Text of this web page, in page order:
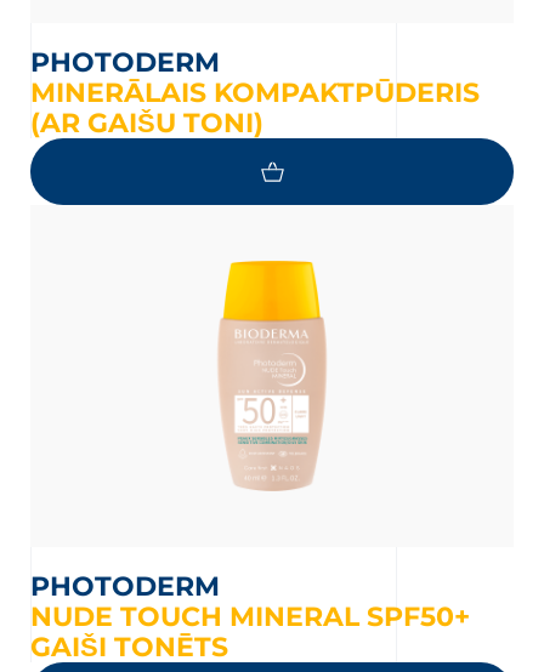
PHOTODERM
MINERĀLAIS KOMPAKTPŪDERIS
(AR GAIŠU TONI)
PHOTODERM
NUDE TOUCH MINERAL SPF50+
GAIŠI TONĒTS